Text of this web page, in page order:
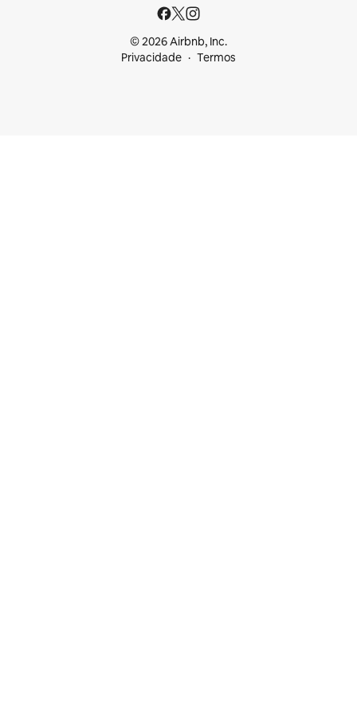
© 2026 Airbnb, Inc.
Privacidade
Termos